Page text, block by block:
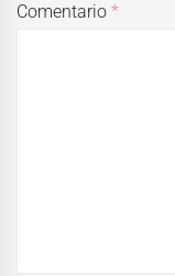
Comentario*